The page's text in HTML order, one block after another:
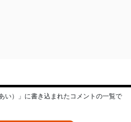
い）」に書き込まれたコメントの一覧で